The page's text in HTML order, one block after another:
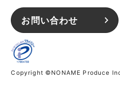
お問い合わせ
Copyright ©NONAME Produce